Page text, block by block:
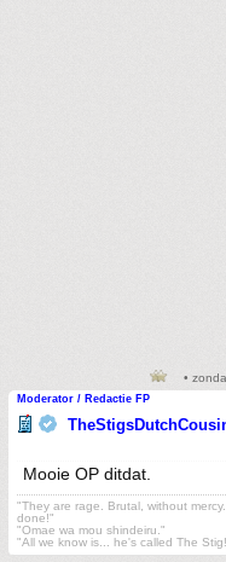
•
Moderator / Redactie FP
Mooie OP ditdat.
"They are rage. Brutal, without
done!"
"Omae wa mou shindeiru."
"All we know is... he's called The